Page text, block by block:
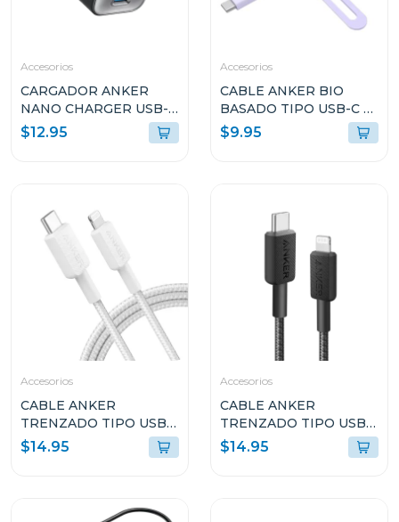
Accesorios
CARGADOR ANKER
NANO CHARGER USB-C
30W NEGRO A2147J11
$12.95
Accesorios
CABLE ANKER BIO
BASADO TIPO USB-C A
USB-C 3FT DE CARGA
RÁPIDA VIOLETA
$9.95
Accesorios
CABLE ANKER
TRENZADO TIPO USB-
C A LIGHTNING 6FT DE
CARGA RÁPIDA
$14.95
Accesorios
CABLE ANKER
TRENZADO TIPO USB-
C A LIGHTNING 6FT DE
CARGA RÁPIDA NEGRO
$14.95